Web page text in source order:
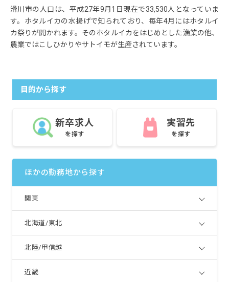
滑川市の人口は、平成27年9月1日現在で33,530人となっていま
す。ホタルイカの水揚げで知られており、毎年4月にはホタルイ
カ祭りが開かれます。そのホタルイカをはじめとした漁業の他、
農業ではこしひかりやサトイモが生産されています。
目的から探す
新卒求人
を探す
実習先
を探す
ほかの勤務地から探す
関東
北海道/東北
北陸/甲信越
近畿